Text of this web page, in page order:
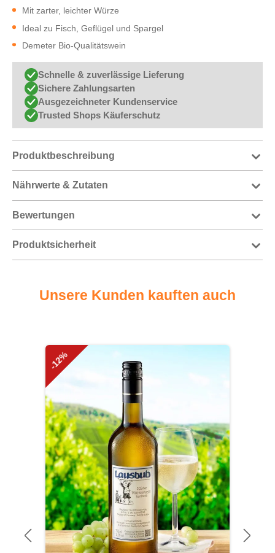
Mit zarter, leichter Würze
Ideal zu Fisch, Geflügel und Spargel
Demeter Bio-Qualitätswein
Schnelle & zuverlässige Lieferung
Sichere Zahlungsarten
Ausgezeichneter Kundenservice
Trusted Shops Käuferschutz
Produktbeschreibung
Nährwerte & Zutaten
Bewertungen
Produktsicherheit
Unsere Kunden kauften auch
Produktgalerie überspringen
-12%